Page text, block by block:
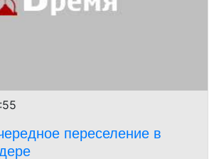
переселение в